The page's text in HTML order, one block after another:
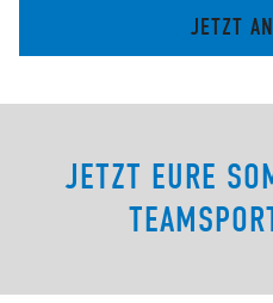
JETZT
JETZT EURE